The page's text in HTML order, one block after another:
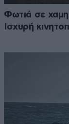
Φωτιά σε
Ισχυρή